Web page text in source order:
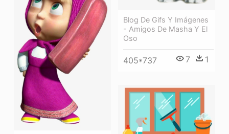
Blog De Gifs Y Imágenes
- Amigos De Masha Y El
Oso
405*737 7 1